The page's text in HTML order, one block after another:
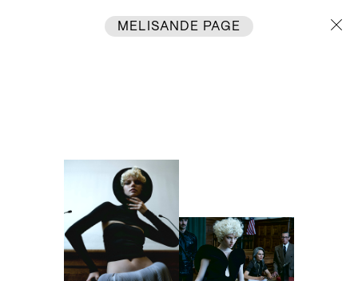
MELISANDE PAGE